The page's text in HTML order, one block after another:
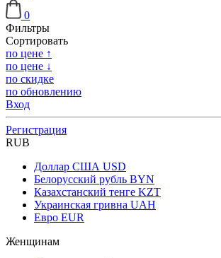
0
Фильтры
Сортировать
по цене ↑
по цене ↓
по скидке
по обновлению
Вход
Регистрация
RUB
Доллар США USD
Белорусский рубль BYN
Казахстанский тенге KZT
Украинская гривна UAH
Евро EUR
Женщинам